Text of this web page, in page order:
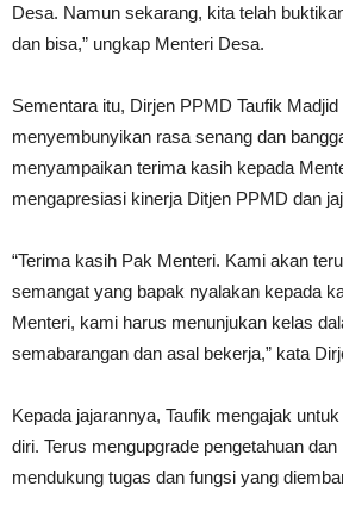
Desa. Namun sekarang, kita telah
dan bisa,” ungkap Menteri Desa.
Sementara itu, Dirjen PPMD Taufik
menyembunyikan rasa senang dan
menyampaikan terima kasih kepada
mengapresiasi kinerja Ditjen PPMD dan
“Terima kasih Pak Menteri. Kami akan
semangat yang bapak nyalakan kepada
Menteri, kami harus menunjukan kelas
semabarangan dan asal bekerja,” kata
Kepada jajarannya, Taufik mengajak
diri. Terus mengupgrade pengetahuan
mendukung tugas dan fungsi yang